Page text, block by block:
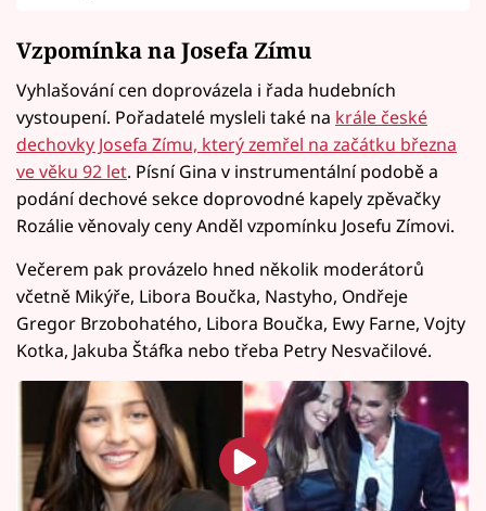
Vzpomínka na Josefa Zímu
Vyhlašování cen doprovázela i řada hudebních
vystoupení. Pořadatelé mysleli také na krále české
dechovky Josefa Zímu, který zemřel na začátku března
ve věku 92 let. Písní Gina v instrumentální podobě a
podání dechové sekce doprovodné kapely zpěvačky
Rozálie věnovaly ceny Anděl vzpomínku Josefu Zímovi.
Večerem pak provázelo hned několik moderátorů
včetně Mikýře, Libora Boučka, Nastyho, Ondřeje
Gregor Brzobohatého, Libora Boučka, Ewy Farne, Vojty
Kotka, Jakuba Štáfka nebo třeba Petry Nesvačilové.